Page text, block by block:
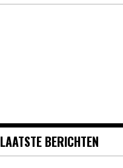
LAATSTE BERICHTEN